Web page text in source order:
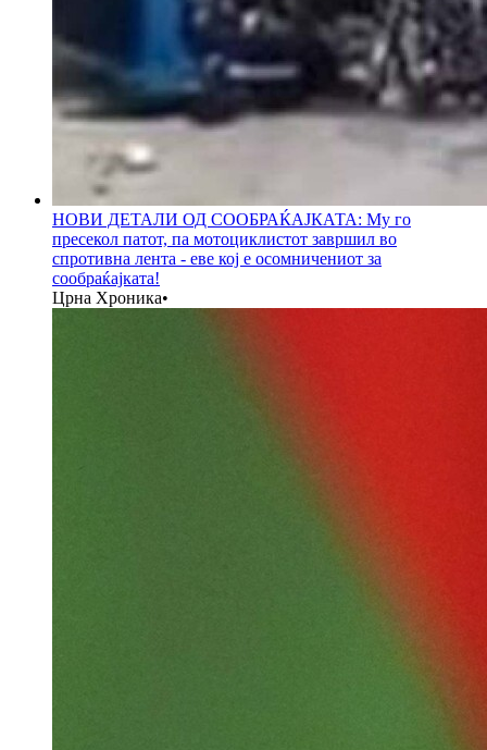
НОВИ ДЕТАЛИ ОД СООБРАЌАЈКАТА: Му го
пресекол патот, па мотоциклистот завршил во
спротивна лента - еве кој е осомничениот за
сообраќајката!
Црна Хроника•